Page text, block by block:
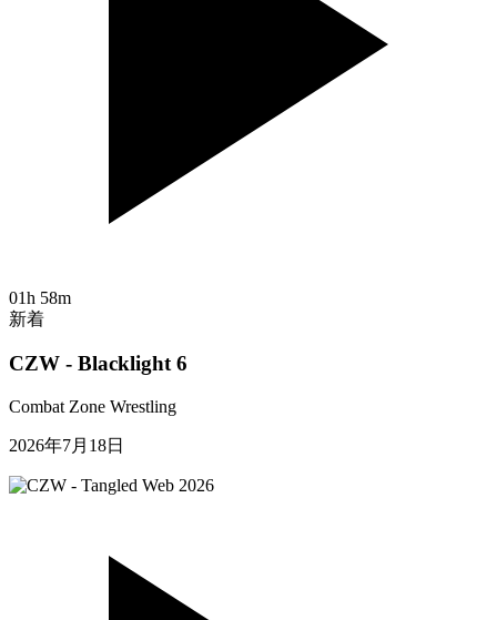
01h 58m
新着
CZW - Blacklight 6
Combat Zone Wrestling
2026年7月18日